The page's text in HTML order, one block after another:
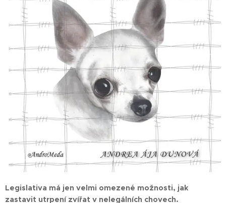
Legislativa má jen velmi omezené možnosti, jak
zastavit utrpení zvířat v nelegálních chovech.